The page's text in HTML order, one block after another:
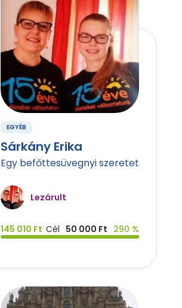
EGYÉB
Sárkány Erika
Egy befőttesüvegnyi szeretet
Lezárult
145 010 Ft Cél 50 000 Ft 290 %